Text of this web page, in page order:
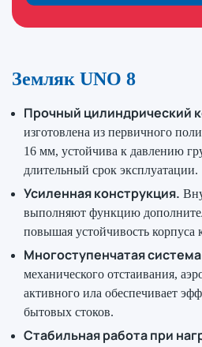
Земляк UNO 8
Прочный цилиндрический
изготовлена из первичного
16 мм, устойчива к давлению
длительный срок эксплуатации.
Усиленная конструкция.
выполняют функцию
повышая устойчивость корпуса
Многоступенчатая
механического отстаивания,
активного ила обеспечивает
бытовых стоков.
Стабильная работа при